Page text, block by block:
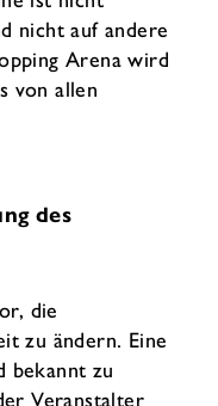
nicht auf andere
Arena wird
von allen
des
die
zu ändern. Eine
bekannt zu
Veranstalter